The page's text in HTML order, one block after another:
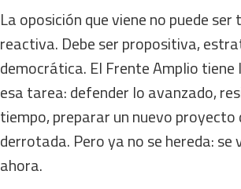
La oposición que viene no puede
reactiva. Debe ser propositiva,
democrática. El Frente Amplio
esa tarea: defender lo avanzado,
tiempo, preparar un nuevo proyecto
derrotada. Pero ya no se hereda: se
ahora.